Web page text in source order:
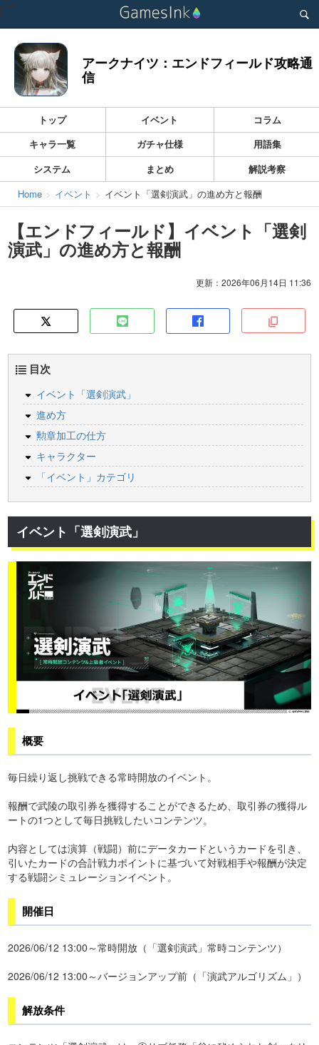
Toggle
アークナイツ：エンドフィールド攻略通
信
トップ イベント
コラム
キャラ一覧
ガチャ仕様
用語集
システム
まとめ
解説考察
Home
イベント イベント「選剣演武」の進め方と報酬
【エンドフィールド】イベント「選剣
演武」の進め方と報酬
更新：2026年06月14日 11:36
目次
イベント「選剣演武」
進め方
勲章加工の仕方
キャラクター
「イベント」カテゴリ
イベント「選剣演武」
概要
毎日繰り返し挑戦できる常時開放のイベント。
報酬で武陵の取引券を獲得することができるため、取引券の獲得ル
ートの1つとして毎日挑戦したいコンテンツ。
内容としては演算（戦闘）前にデータカードというカードを引き、
引いたカードの合計戦力ポイントに基づいて対戦相手や報酬が決定
する戦闘シミュレーションイベント。
開催日
2026/06/12 13:00～常時開放（「選剣演武」常時コンテンツ）
2026/06/12 13:00～バージョンアップ前（「演武アルゴリズム」）
解放条件